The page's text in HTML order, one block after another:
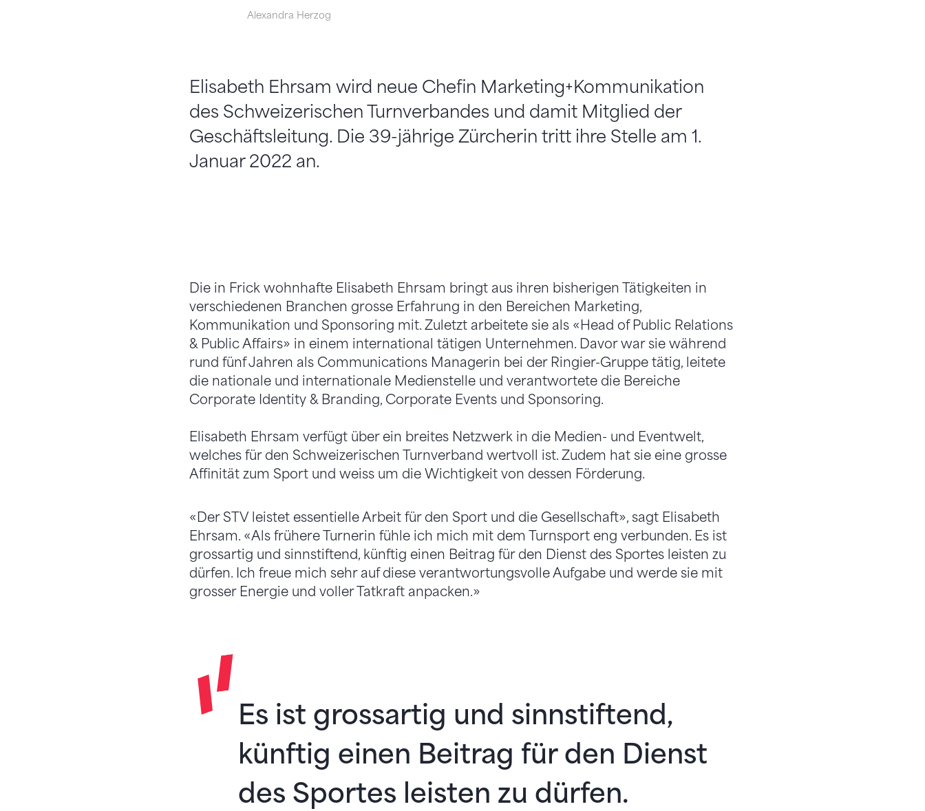
Alexandra Herzog
Elisabeth Ehrsam wird neue Chefin Marketing+Kommunikation
des Schweizerischen Turnverbandes und damit Mitglied der
Geschäftsleitung. Die 39-jährige Zürcherin tritt ihre Stelle am 1.
Januar 2022 an.
Die in Frick wohnhafte Elisabeth Ehrsam bringt aus ihren bisherigen Tätigkeiten in
verschiedenen Branchen grosse Erfahrung in den Bereichen Marketing,
Kommunikation und Sponsoring mit. Zuletzt arbeitete sie als «Head of Public Relations
& Public Affairs» in einem international tätigen Unternehmen. Davor war sie während
rund fünf Jahren als Communications Managerin bei der Ringier-Gruppe tätig, leitete
die nationale und internationale Medienstelle und verantwortete die Bereiche
Corporate Identity & Branding, Corporate Events und Sponsoring.
Elisabeth Ehrsam verfügt über ein breites Netzwerk in die Medien- und Eventwelt,
welches für den Schweizerischen Turnverband wertvoll ist. Zudem hat sie eine grosse
Affinität zum Sport und weiss um die Wichtigkeit von dessen Förderung.
«Der STV leistet essentielle Arbeit für den Sport und die Gesellschaft», sagt Elisabeth
Ehrsam. «Als frühere Turnerin fühle ich mich mit dem Turnsport eng verbunden. Es ist
grossartig und sinnstiftend, künftig einen Beitrag für den Dienst des Sportes leisten zu
dürfen. Ich freue mich sehr auf diese verantwortungsvolle Aufgabe und werde sie mit
grosser Energie und voller Tatkraft anpacken.»
Es ist grossartig und sinnstiftend,
künftig einen Beitrag für den Dienst
des Sportes leisten zu dürfen.